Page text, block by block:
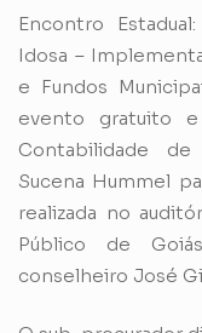
Encontro
Idosa –
e Fundos
evento gratuito
Contabilidade
Sucena Hummel
realizada no
Público de
conselheiro José